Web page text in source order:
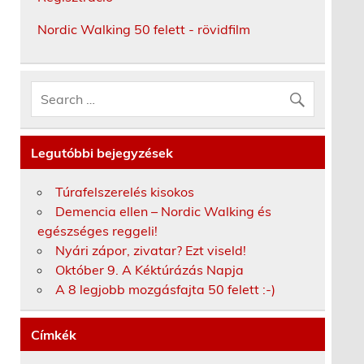
Nordic Walking 50 felett - rövidfilm
Legutóbbi bejegyzések
Túrafelszerelés kisokos
Demencia ellen – Nordic Walking és
egészséges reggeli!
Nyári zápor, zivatar? Ezt viseld!
Október 9. A Kéktúrázás Napja
A 8 legjobb mozgásfajta 50 felett :-)
Címkék